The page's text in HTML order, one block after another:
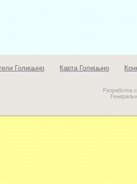
Голицыно Карта Голицыно
Разработка